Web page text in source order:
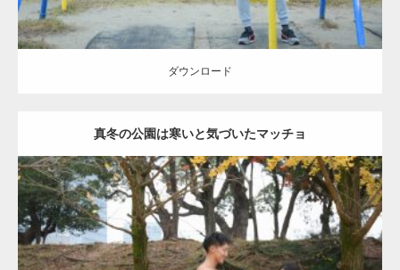
ダウンロード
真冬の公園は寒いと気づいたマッチョ
Update: 2021.07.8
Category:公園のマッチョ その他 AKIHITO(細マッチョ) 上腕三頭筋